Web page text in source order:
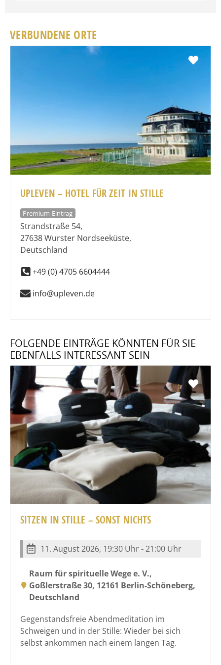
VERBUNDENE ORTE
UPLEVEN – HOTEL FÜR ZEIT IN STILLE
Premium-Eintrag
Strandstraße 54,
27638Wurster Nordseeküste,
Deutschland
+49 (0) 4705 6604444
info@upleven.de
FOLGENDE EINTRÄGE KÖNNTEN FÜR SIE
EBENFALLS INTERESSANT SEIN
SITZEN IN STILLE – SONST NICHTS
11. August 2026, 19:30 Uhr - 21:00 Uhr
Raum für spirituelle Wege e. V.,
Goßlerstraße 30, 12161 Berlin-Schöneberg,
Deutschland
Gegenstandsfreie Abendmeditation im
Schweigen und in der Stille: Wieder bei sich
selbst ankommen nach einem langen Tag.